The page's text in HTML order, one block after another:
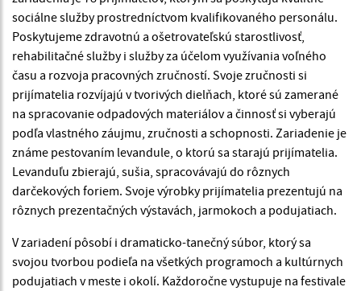
sociálne služby prostredníctvom kvalifikovaného personálu.
Poskytujeme zdravotnú a ošetrovateľskú starostlivosť,
rehabilitačné služby i služby za účelom využívania voľného
času a rozvoja pracovných zručností. Svoje zručnosti si
prijímatelia rozvíjajú v tvorivých dielňach, ktoré sú zamerané
na spracovanie odpadových materiálov a činnosť si vyberajú
podľa vlastného záujmu, zručnosti a schopnosti. Zariadenie je
známe pestovaním levandule, o ktorú sa starajú prijímatelia.
Levanduľu zbierajú, sušia, spracovávajú do rôznych
darčekových foriem. Svoje výrobky prijímatelia prezentujú na
rôznych prezentačných výstavách, jarmokoch a podujatiach.
V zariadení pôsobí i dramaticko-tanečný súbor, ktorý sa
svojou tvorbou podieľa na všetkých programoch a kultúrnych
podujatiach v meste i okolí. Každoročne vystupuje na festivale